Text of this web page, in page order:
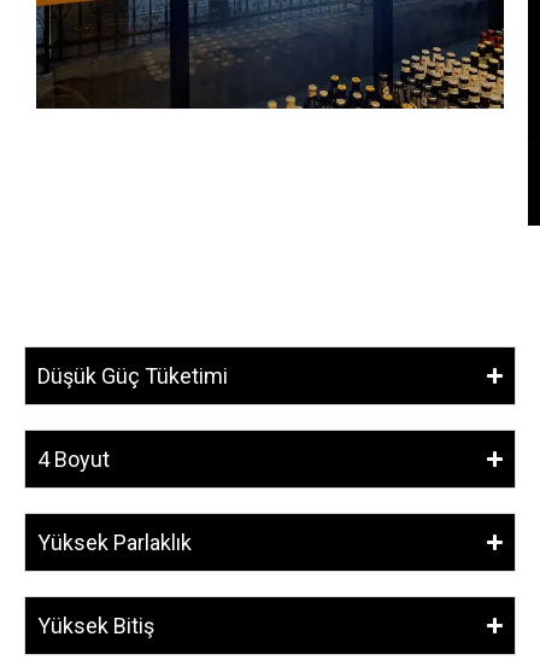
Düşük Güç Tüketimi
4 Boyut
Yüksek Parlaklık
Yüksek Bitiş